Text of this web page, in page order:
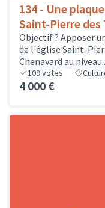
134 - Une
Saint-Pierre des
Objectif ? Apposer
de l'église Saint-
Chenavard au
109votes
4 000 €